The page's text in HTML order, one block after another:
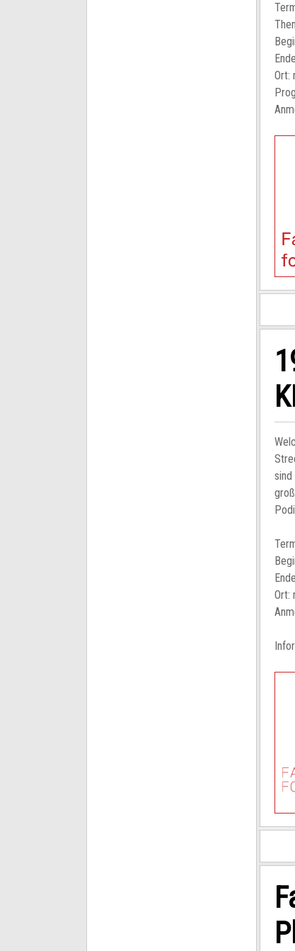
Ort:
Ort: